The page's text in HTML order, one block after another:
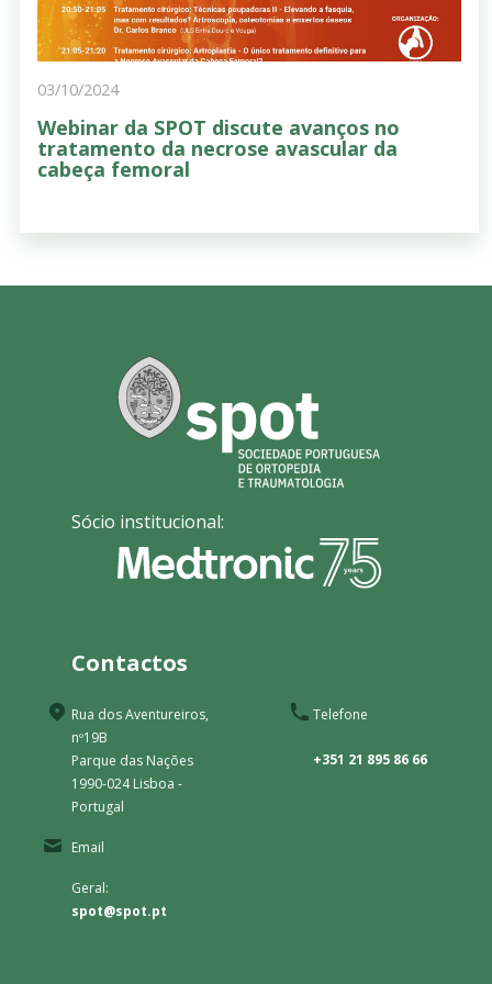
03/10/2024
Webinar da SPOT discute avanços no
tratamento da necrose avascular da
cabeça femoral
Sócio institucional:
Contactos
Rua dos Aventureiros,
nº19B
Parque das Nações
1990-024 Lisboa -
Portugal
Telefone
+351 21 895 86 66
Email
Geral:
spot@spot.pt